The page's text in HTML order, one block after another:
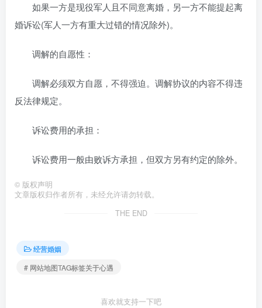
如果一方是现役军人且不同意离婚，另一方不能提起离
婚诉讼(军人一方有重大过错的情况除外)。
调解的自愿性：
调解必须双方自愿，不得强迫。调解协议的内容不得违
反法律规定。
诉讼费用的承担：
诉讼费用一般由败诉方承担，但双方另有约定的除外。
© 版权声明
文章版权归作者所有，未经允许请勿转载。
THE END
经营婚姻
# 网站地图TAG标签关于心遇
喜欢就支持一下吧